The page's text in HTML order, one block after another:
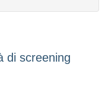
di screening